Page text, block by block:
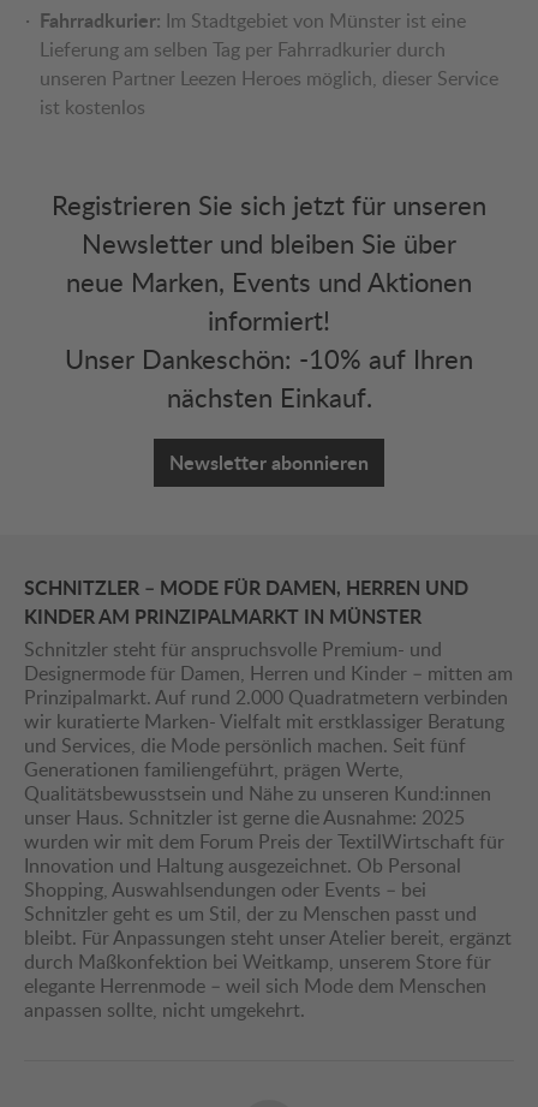
Fahrradkurier: Im Stadtgebiet von Münster ist eine
Lieferung am selben Tag per Fahrradkurier durch
unseren Partner Leezen Heroes möglich, dieser Service
ist kostenlos
Registrieren Sie sich jetzt für unseren
Newsletter und bleiben Sie über
neue Marken, Events und Aktionen
informiert!
Unser Dankeschön: -10% auf Ihren
nächsten Einkauf.
Newsletter abonnieren
SCHNITZLER – MODE FÜR DAMEN, HERREN UND
KINDER AM PRINZIPALMARKT IN MÜNSTER
Schnitzler steht für anspruchsvolle Premium- und
Designermode für Damen, Herren und Kinder – mitten am
Prinzipalmarkt. Auf rund 2.000 Quadratmetern verbinden
wir kuratierte Marken- Vielfalt mit erstklassiger Beratung
und Services, die Mode persönlich machen. Seit fünf
Generationen familiengeführt, prägen Werte,
Qualitätsbewusstsein und Nähe zu unseren Kund:innen
unser Haus. Schnitzler ist gerne die Ausnahme: 2025
wurden wir mit dem Forum Preis der TextilWirtschaft für
Innovation und Haltung ausgezeichnet. Ob Personal
Shopping, Auswahlsendungen oder Events – bei
Schnitzler geht es um Stil, der zu Menschen passt und
bleibt. Für Anpassungen steht unser Atelier bereit, ergänzt
durch Maßkonfektion bei Weitkamp, unserem Store für
elegante Herrenmode – weil sich Mode dem Menschen
anpassen sollte, nicht umgekehrt.